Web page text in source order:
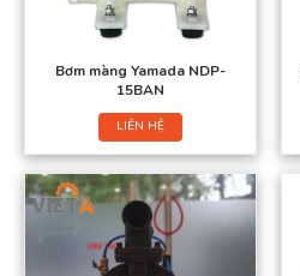
Bơm màng Yamada NDP-
15BAN
LIÊN HỆ